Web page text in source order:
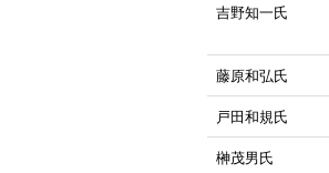
吉野知一氏
藤原和弘氏
戸田和規氏
榊茂男氏